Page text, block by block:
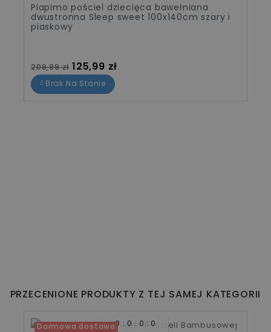
Piapimo pościel dziecięca bawełniana
dwustronna Sleep sweet 100x140cm szary i
piaskowy
Cena standardowa
209,99 zł Cena
125,99 zł
Brak Na Stanie
PRZECENIONE PRODUKTY Z TEJ SAMEJ KATEGORII
Darmowa dostawa0 0 0 0